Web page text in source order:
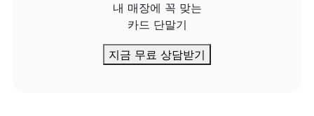
내 매장에 꼭 맞는
카드 단말기
지금 무료 상담받기